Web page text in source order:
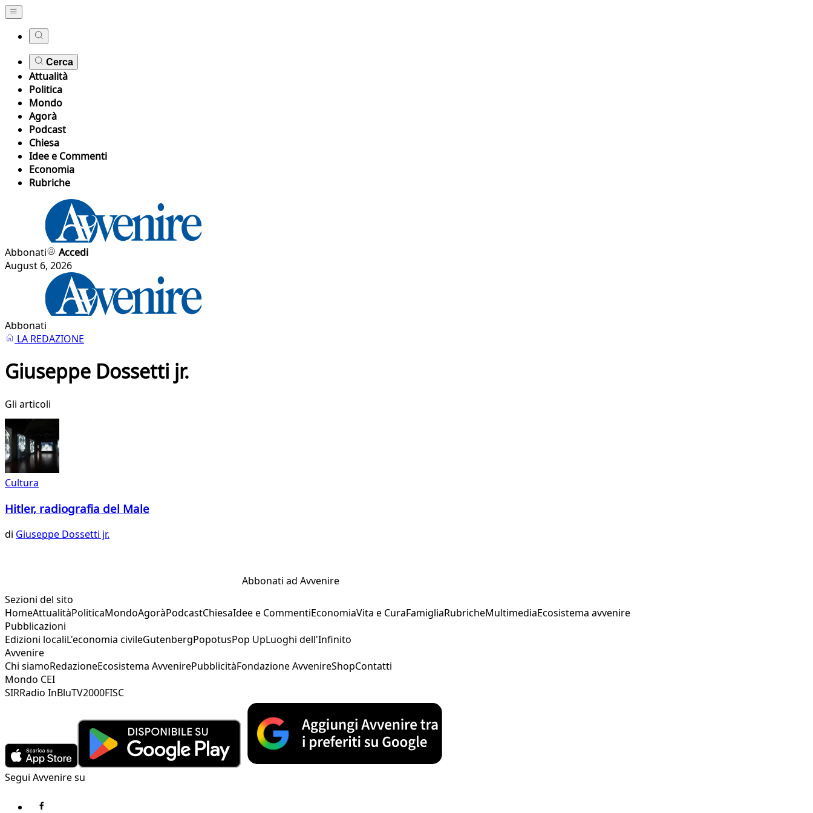
Cerca
Attualità
Politica
Mondo
Agorà
Podcast
Chiesa
Idee e Commenti
Economia
Rubriche
Abbonati
Accedi
August 6, 2026
Abbonati
LA REDAZIONE
Giuseppe Dossetti jr.
Gli articoli
Cultura
Hitler, radiografia del Male
di Giuseppe Dossetti jr.
Abbonati ad Avvenire
Sezioni del sito
HomeAttualitàPoliticaMondoAgoràPodcastChiesaIdee e CommentiEconomiaVita e CuraFamigliaRubricheMultimediaEcosistema avvenire
Pubblicazioni
Edizioni localiL'economia civileGutenbergPopotusPop UpLuoghi dell'Infinito
Avvenire
Chi siamoRedazioneEcosistema AvvenirePubblicitàFondazione AvvenireShopContatti
Mondo CEI
SIRRadio InBluTV2000FISC
Segui Avvenire su